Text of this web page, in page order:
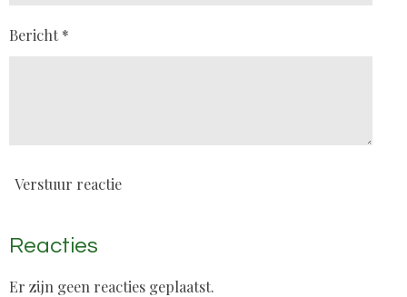
Bericht *
Verstuur reactie
Reacties
Er zijn geen reacties geplaatst.